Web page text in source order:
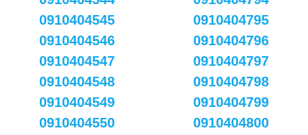
0910404545
0910404546
0910404547
0910404548
0910404549
0910404550
0910404795
0910404796
0910404797
0910404798
0910404799
0910404800